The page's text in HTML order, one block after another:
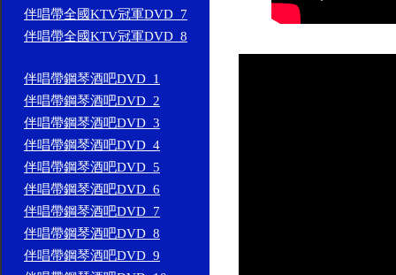
伴唱帶全國KTV冠軍DVD_7
伴唱帶全國KTV冠軍DVD_8
伴唱帶鋼琴酒吧DVD_1
伴唱帶鋼琴酒吧DVD_2
伴唱帶鋼琴酒吧DVD_3
伴唱帶鋼琴酒吧DVD_4
伴唱帶鋼琴酒吧DVD_5
伴唱帶鋼琴酒吧DVD_6
伴唱帶鋼琴酒吧DVD_7
伴唱帶鋼琴酒吧DVD_8
伴唱帶鋼琴酒吧DVD_9